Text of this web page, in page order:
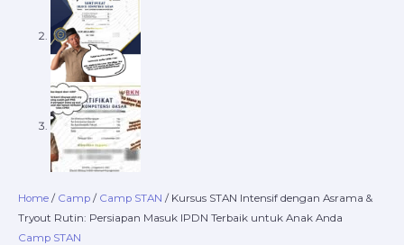
Home / Camp / Camp STAN / Kursus STAN Intensif dengan Asrama &
Tryout Rutin: Persiapan Masuk IPDN Terbaik untuk Anak Anda
Camp STAN